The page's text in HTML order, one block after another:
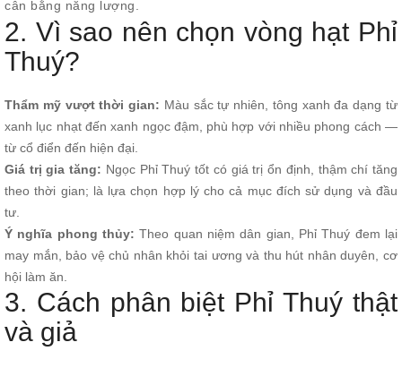
cân bằng năng lượng.
2. Vì sao nên chọn vòng hạt Phỉ
Thuý?
Thẩm mỹ vượt thời gian: Màu sắc tự nhiên, tông xanh đa dạng từ
xanh lục nhạt đến xanh ngọc đậm, phù hợp với nhiều phong cách —
từ cổ điển đến hiện đại.
Giá trị gia tăng: Ngọc Phỉ Thuý tốt có giá trị ổn định, thậm chí tăng
theo thời gian; là lựa chọn hợp lý cho cả mục đích sử dụng và đầu
tư.
Ý nghĩa phong thủy: Theo quan niệm dân gian, Phỉ Thuý đem lại
may mắn, bảo vệ chủ nhân khỏi tai ương và thu hút nhân duyên, cơ
hội làm ăn.
3. Cách phân biệt Phỉ Thuý thật
và giả